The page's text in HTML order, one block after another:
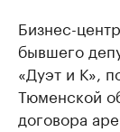
Бизнес-
бывшего
«Дуэт и К»,
Тюменской
договора